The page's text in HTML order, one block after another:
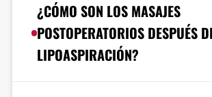
¿CÓMO SON LOS MASAJES
POSTOPERATORIOS DESPUÉS
LIPOASPIRACIÓN?